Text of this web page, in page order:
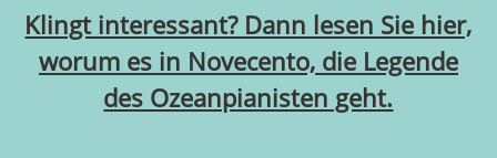
Klingt interessant? Dann lesen Sie hier,
worum es in Novecento, die Legende
des Ozeanpianisten geht.